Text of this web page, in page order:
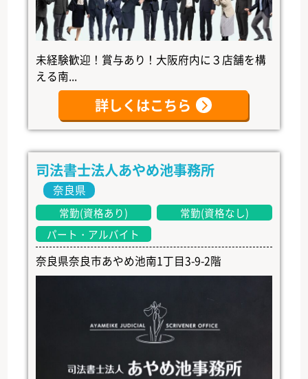
未経験歓迎！賞与あり！大阪府内に３店舗を構
える南...
詳しくはこちら
司法書士法人あやめ池事務所
奈良県
常勤(資格あり)
常勤(資格なし)
パート・アルバイト
奈良県奈良市あやめ池南1丁目3-9-2階